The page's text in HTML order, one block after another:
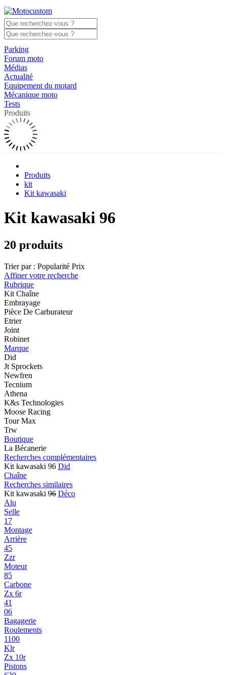
Parking
Forum moto
Médias
Actualité
Equipement du motard
Mécanique moto
Tests
Produits
Produits
kit
Kit kawasaki
Kit kawasaki 96
20 produits
Trier par : Popularité Prix
Affiner votre recherche
Rubrique
Kit Chaîne
Embrayage
Pièce De Carburateur
Etrier
Joint
Robinet
Marque
Did
Jt Sprockets
Newfren
Tecnium
Athena
K&s Technologies
Moose Racing
Tour Max
Trw
Boutique
La Bécanerie
Recherches complémentaires
Kit kawasaki 96 Did
Chaîne
Recherches similaires
Kit kawasaki 96 Déco
Alu
Selle
17
Montage
Arrière
45
Zzr
Moteur
85
Carbone
Zx 6r
41
06
Bagagerie
Roulements
1100
Klr
Zx 10r
Pistons